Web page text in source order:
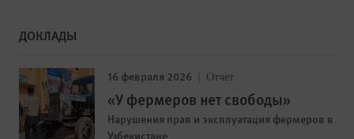
ДОКЛАДЫ
16 февраля 2026 Отчет
«У фермеров нет свободы»
Нарушения прав и эксплуатация фермеров в
Узбекистане